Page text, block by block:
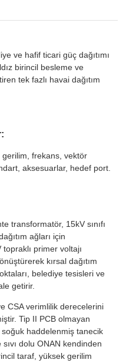
ve hafif ticari güç dağıtımı
birincil besleme ve
tek fazlı havai dağıtım
frekans, vektör
aksesuarlar, hedef port.
transformatör, 15kV sınıfı
ağları için
primer voltajı
kırsal dağıtım
belediye tesisleri ve
getirir.
CSA verimlilik derecelerini
Tip II PCB olmayan
soğuk haddelenmiş tanecik
dolu ONAN kendinden
taraf, yüksek gerilim